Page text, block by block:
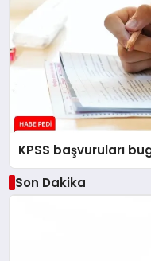
KPSS başvuruları
Son Dakika